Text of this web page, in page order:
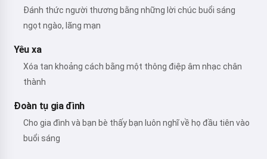
Đánh thức người thương bằng những lời chúc buổi sáng
ngọt ngào, lãng mạn
Yêu xa
Xóa tan khoảng cách bằng một thông điệp âm nhạc chân
thành
Đoàn tụ gia đình
Cho gia đình và bạn bè thấy bạn luôn nghĩ về họ đầu tiên vào
buổi sáng